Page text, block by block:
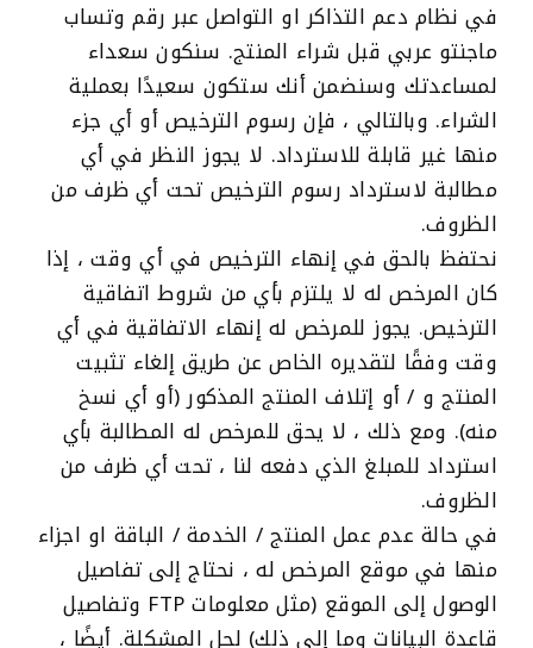
في نظام دعم التذاكر او التواصل عبر رقم وتساب
ماجنتو عربي قبل شراء المنتج. سنكون سعداء
لمساعدتك وسنضمن أنك ستكون سعيدًا بعملية
الشراء. وبالتالي ، فإن رسوم الترخيص أو أي جزء
منها غير قابلة للاسترداد. لا يجوز النظر في أي
مطالبة لاسترداد رسوم الترخيص تحت أي ظرف من
الظروف.
نحتفظ بالحق في إنهاء الترخيص في أي وقت ، إذا
كان المرخص له لا يلتزم بأي من شروط اتفاقية
الترخيص. يجوز للمرخص له إنهاء الاتفاقية في أي
وقت وفقًا لتقديره الخاص عن طريق إلغاء تثبيت
المنتج و / أو إتلاف المنتج المذكور (أو أي نسخ
منه). ومع ذلك ، لا يحق للمرخص له المطالبة بأي
استرداد للمبلغ الذي دفعه لنا ، تحت أي ظرف من
الظروف.
في حالة عدم عمل المنتج / الخدمة / الباقة او اجزاء
منها في موقع المرخص له ، نحتاج إلى تفاصيل
الوصول إلى الموقع (مثل معلومات FTP وتفاصيل
قاعدة البيانات وما إلى ذلك) لحل المشكلة. أيضًا ،